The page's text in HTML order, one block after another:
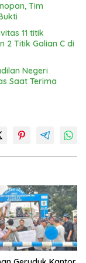
Tim
11 titik
2 Titik Galian C di
Negeri
Saat Terima